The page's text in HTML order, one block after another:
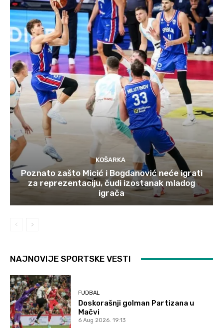
KOŠARKA
Poznato zašto Micić i Bogdanović neće igrati
za reprezentaciju, čudi izostanak mladog
igrača
NAJNOVIJE SPORTSKE VESTI
FUDBAL
Doskorašnji golman Partizana u
Mačvi
6 Aug 2026. 19:13